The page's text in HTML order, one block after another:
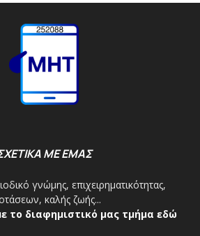
ΜΕ ΕΜΑΣ
γνώμης, επιχειρηματικότητας,
καλής ζωής...
το διαφημιστικό μας τμήμα εδώ